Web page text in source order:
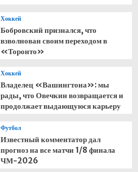
Хоккей
Бобровский признался, что
взволнован своим переходом в
«Торонто»
Хоккей
Владелец «Вашингтона»: мы
рады, что Овечкин возвращается и
продолжает выдающуюся карьеру
Футбол
Известный комментатор дал
прогноз на все матчи 1/8 финала
ЧМ-2026